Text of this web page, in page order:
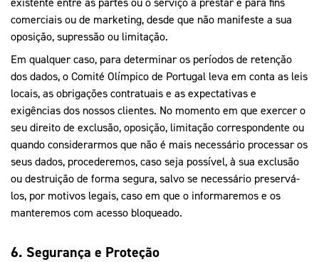
comerciais ou de marketing, desde que não manifeste a sua
oposição, supressão ou limitação.
Em qualquer caso, para determinar os períodos de retenção
dos dados, o Comité Olímpico de Portugal leva em conta as leis
locais, as obrigações contratuais e as expectativas e
exigências dos nossos clientes. No momento em que exercer o
seu direito de exclusão, oposição, limitação correspondente ou
quando considerarmos que não é mais necessário processar os
seus dados, procederemos, caso seja possível, à sua exclusão
ou destruição de forma segura, salvo se necessário preservá-
los, por motivos legais, caso em que o informaremos e os
manteremos com acesso bloqueado.
6. Segurança e Proteção